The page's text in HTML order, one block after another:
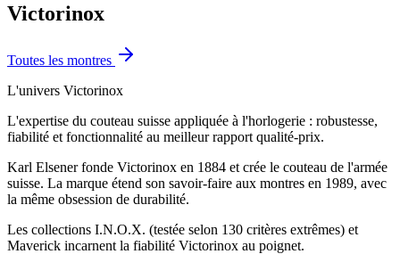
Victorinox
Toutes les montres
L'univers Victorinox
L'expertise du couteau suisse appliquée à l'horlogerie : robustesse,
fiabilité et fonctionnalité au meilleur rapport qualité-prix.
Karl Elsener fonde Victorinox en 1884 et crée le couteau de l'armée
suisse. La marque étend son savoir-faire aux montres en 1989, avec
la même obsession de durabilité.
Les collections I.N.O.X. (testée selon 130 critères extrêmes) et
Maverick incarnent la fiabilité Victorinox au poignet.